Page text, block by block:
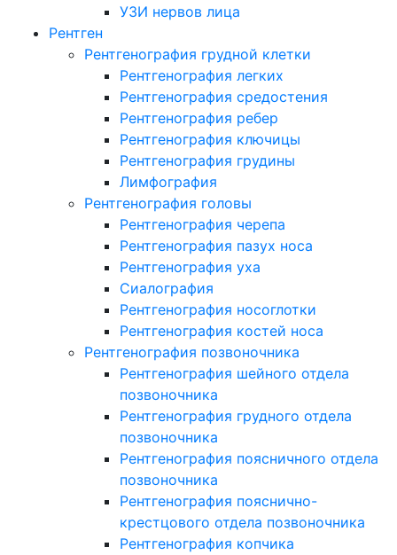
УЗИ нервов лица
Рентген
Рентгенография грудной клетки
Рентгенография легких
Рентгенография средостения
Рентгенография ребер
Рентгенография ключицы
Рентгенография грудины
Лимфография
Рентгенография головы
Рентгенография черепа
Рентгенография пазух носа
Рентгенография уха
Сиалография
Рентгенография носоглотки
Рентгенография костей носа
Рентгенография позвоночника
Рентгенография шейного отдела
позвоночника
Рентгенография грудного отдела
позвоночника
Рентгенография поясничного отдела
позвоночника
Рентгенография пояснично-
крестцового отдела позвоночника
Рентгенография копчика